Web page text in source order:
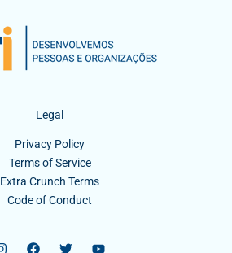
Legal
Privacy Policy
Terms of Service
Extra Crunch Terms
Code of Conduct